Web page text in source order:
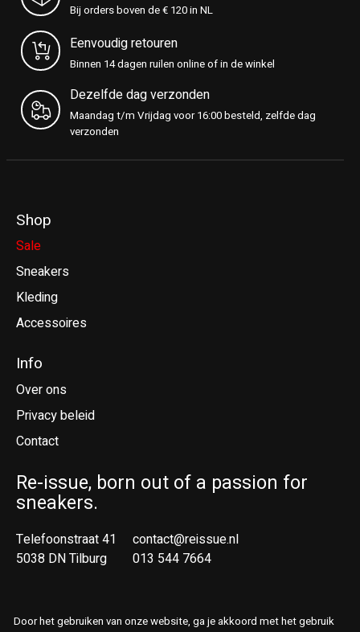
Bij orders boven de € 120 in NL
Eenvoudig retouren
Binnen 14 dagen ruilen online of in de winkel
Dezelfde dag verzonden
Maandag t/m Vrijdag voor 16:00 besteld, zelfde dag
verzonden
Shop
Sale
Sneakers
Kleding
Accessoires
Info
Over ons
Privacy beleid
Contact
Re-issue, born out of a passion for
sneakers.
Telefoonstraat 41
5038 DN Tilburg
contact@reissue.nl
013 544 7664
Door het gebruiken van onze website, ga je akkoord met het gebruik